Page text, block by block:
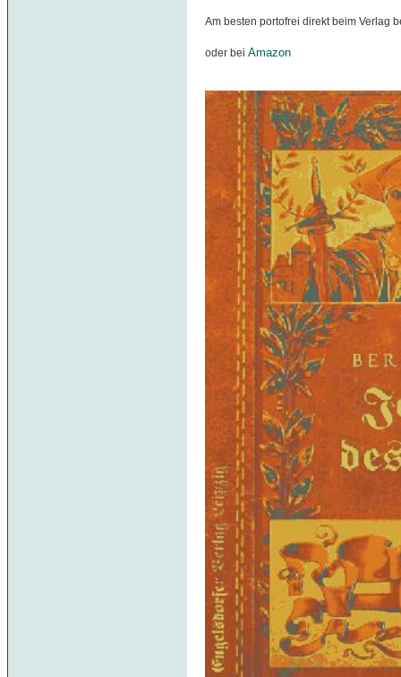
Am besten portofrei direkt beim Verlag
oder bei Amazon